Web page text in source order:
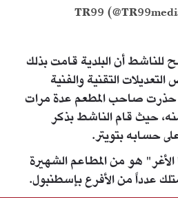
للناشط أن البلدية قامت بذلك
التقنية والفنية
حذرت صاحب المطعم عدة مرات
حيث قام الناشط بذكر
حسابه بتويتر.
هو من المطاعم الشهيرة
عدداً من الأفرع بإسطنبول.